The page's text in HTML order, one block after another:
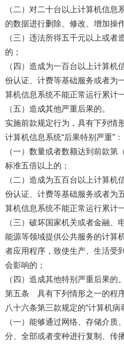
（二）对二十台以上计算机信息
的数据进行删除、修改、增加操
（三）违法所得五千元以上或者
的；
（四）造成为一百台以上计算机
份认证、计费等基础服务或者为
算机信息系统不能正常运行累计
（五）造成其他严重后果的。
实施前款规定行为，具有下列情
计算机信息系统“后果特别严重”：
（一）数量或者数额达到前款第
标准五倍以上的；
（二）造成为五百台以上计算机
份认证、计费等基础服务或者为
算机信息系统不能正常运行累计
（三）破坏国家机关或者金融、
能源等领域提供公共服务的计算
者应用程序，致使生产、生活受
会影响的；
（四）造成其他特别严重后果的。
第五条 具有下列情形之一的程
八十六条第三款规定的“计算机病
（一）能够通过网络、存储介质
分、全部或者变种进行复制、传